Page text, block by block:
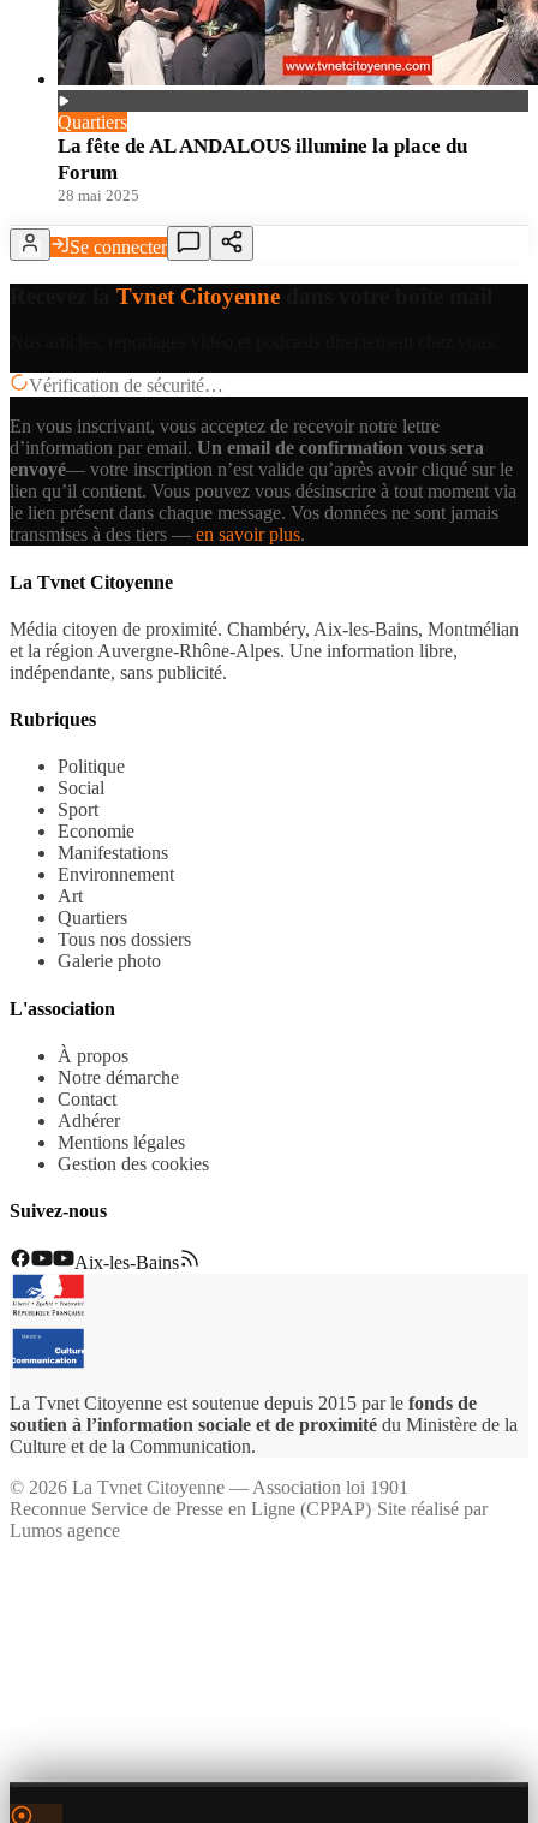
Quartiers
La fête de AL ANDALOUS illumine la place du
Forum
28 mai 2025
Se connecter
Tvnet Citoyenne
Vérification de sécurité…
En vous inscrivant, vous acceptez de recevoir notre lettre
d’information par email. Un email de confirmation vous sera
envoyé— votre inscription n’est valide qu’après avoir cliqué sur le
lien qu’il contient. Vous pouvez vous désinscrire à tout moment via
le lien présent dans chaque message. Vos données ne sont jamais
transmises à des tiers — en savoir plus.
La Tvnet Citoyenne
Média citoyen de proximité. Chambéry, Aix-les-Bains, Montmélian
et la région Auvergne-Rhône-Alpes. Une information libre,
indépendante, sans publicité.
Rubriques
Politique
Social
Sport
Economie
Manifestations
Environnement
Art
Quartiers
Tous nos dossiers
Galerie photo
L'association
À propos
Notre démarche
Contact
Adhérer
Mentions légales
Gestion des cookies
Suivez-nous
Aix-les-Bains
La Tvnet Citoyenne est soutenue depuis 2015 par le fonds de
soutien à l’information sociale et de proximité du Ministère de la
Culture et de la Communication.
© 2026 La Tvnet Citoyenne — Association loi 1901
Reconnue Service de Presse en Ligne (CPPAP)·Site réalisé par
Lumos agence